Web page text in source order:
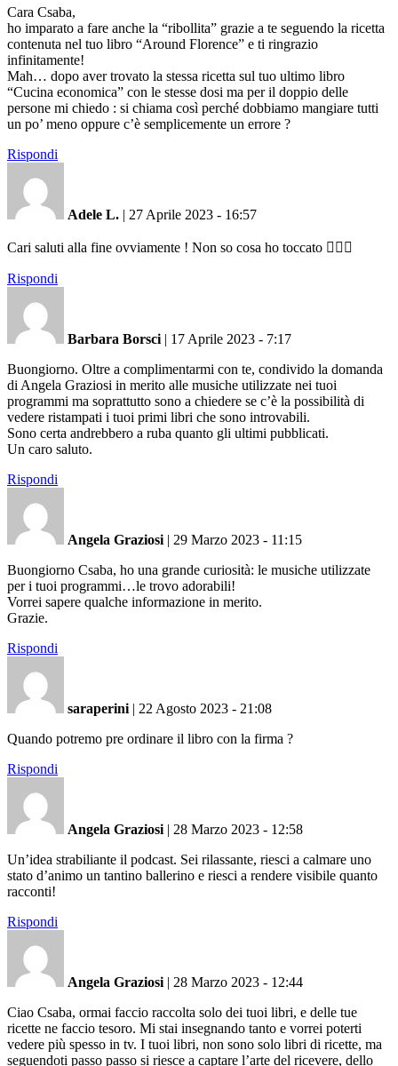
Cara Csaba,
ho imparato a fare anche la “ribollita” grazie a te seguendo la ricetta
contenuta nel tuo libro “Around Florence” e ti ringrazio
infinitamente!
Mah… dopo aver trovato la stessa ricetta sul tuo ultimo libro
“Cucina economica” con le stesse dosi ma per il doppio delle
persone mi chiedo : si chiama così perché dobbiamo mangiare tutti
un po’ meno oppure c’è semplicemente un errore ?
Rispondi
Adele L. | 27 Aprile 2023 - 16:57
Cari saluti alla fine ovviamente ! Non so cosa ho toccato 🤷🏻‍♀️
Rispondi
Barbara Borsci | 17 Aprile 2023 - 7:17
Buongiorno. Oltre a complimentarmi con te, condivido la domanda
di Angela Graziosi in merito alle musiche utilizzate nei tuoi
programmi ma soprattutto sono a chiedere se c’è la possibilità di
vedere ristampati i tuoi primi libri che sono introvabili.
Sono certa andrebbero a ruba quanto gli ultimi pubblicati.
Un caro saluto.
Rispondi
Angela Graziosi | 29 Marzo 2023 - 11:15
Buongiorno Csaba, ho una grande curiosità: le musiche utilizzate
per i tuoi programmi…le trovo adorabili!
Vorrei sapere qualche informazione in merito.
Grazie.
Rispondi
saraperini | 22 Agosto 2023 - 21:08
Quando potremo pre ordinare il libro con la firma ?
Rispondi
Angela Graziosi | 28 Marzo 2023 - 12:58
Un’idea strabiliante il podcast. Sei rilassante, riesci a calmare uno
stato d’animo un tantino ballerino e riesci a rendere visibile quanto
racconti!
Rispondi
Angela Graziosi | 28 Marzo 2023 - 12:44
Ciao Csaba, ormai faccio raccolta solo dei tuoi libri, e delle tue
ricette ne faccio tesoro. Mi stai insegnando tanto e vorrei poterti
vedere più spesso in tv. I tuoi libri, non sono solo libri di ricette, ma
seguendoti passo passo si riesce a captare l’arte del ricevere, dello